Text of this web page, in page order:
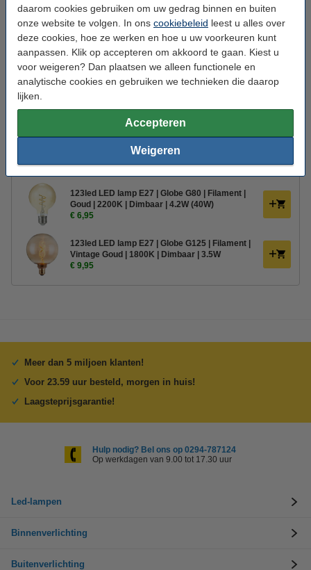
daarom cookies gebruiken om uw gedrag binnen en buiten
onze website te volgen. In ons cookiebeleid leest u alles over
deze cookies, hoe ze werken en hoe u uw voorkeuren kunt
aanpassen. Klik op accepteren om akkoord te gaan. Kiest u
voor weigeren? Dan plaatsen we alleen functionele en
analytische cookies en gebruiken we technieken die daarop
lijken.
Accepteren
Weigeren
Voltage: 220-240 V
Afmetingen: 260 x 250 x 1.690 mm (lxbxh)
Aantal lampjes: 2
Oud voor nieuw: uw oude apparaat
Goud | 2000K | Dimbaar | 4W
€ 15,70 € 12,56
123led LED lamp E27 | Globe G80 | Filament |
Goud | 2200K | Dimbaar | 4.2W (40W)
€ 6,95
123led LED lamp E27 | Globe G125 | Filament |
Vintage Goud | 1800K | Dimbaar | 3.5W
€ 9,95
Meer dan 5 miljoen klanten!
Voor 23.59 uur besteld, morgen in huis!
Laagsteprijsgarantie!
Hulp nodig? Bel ons op 0294-787124
Op werkdagen van 9.00 tot 17.30 uur
Led-lampen
Binnenverlichting
Buitenverlichting